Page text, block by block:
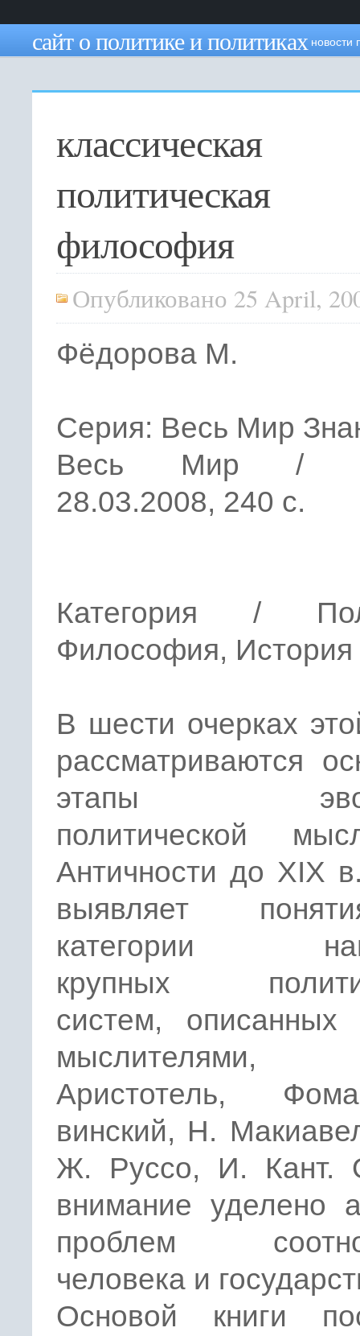
сайт о политике и политиках новости
классическая
политическая
философия
Опубликовано 25 April,
Фёдорова М.
Серия: Весь Мир
Весь Мир /
28.03.2008, 240 с.
Категория /
Философия, История
В шести очерках
рассматриваются
этапы
политической
Античности до XIX
выявляет
категории
крупных
систем, описанных
Аристотель,
винский, Н.
Ж. Руссо, И. Кант.
внимание уделено
проблем
человека и
Основой книги